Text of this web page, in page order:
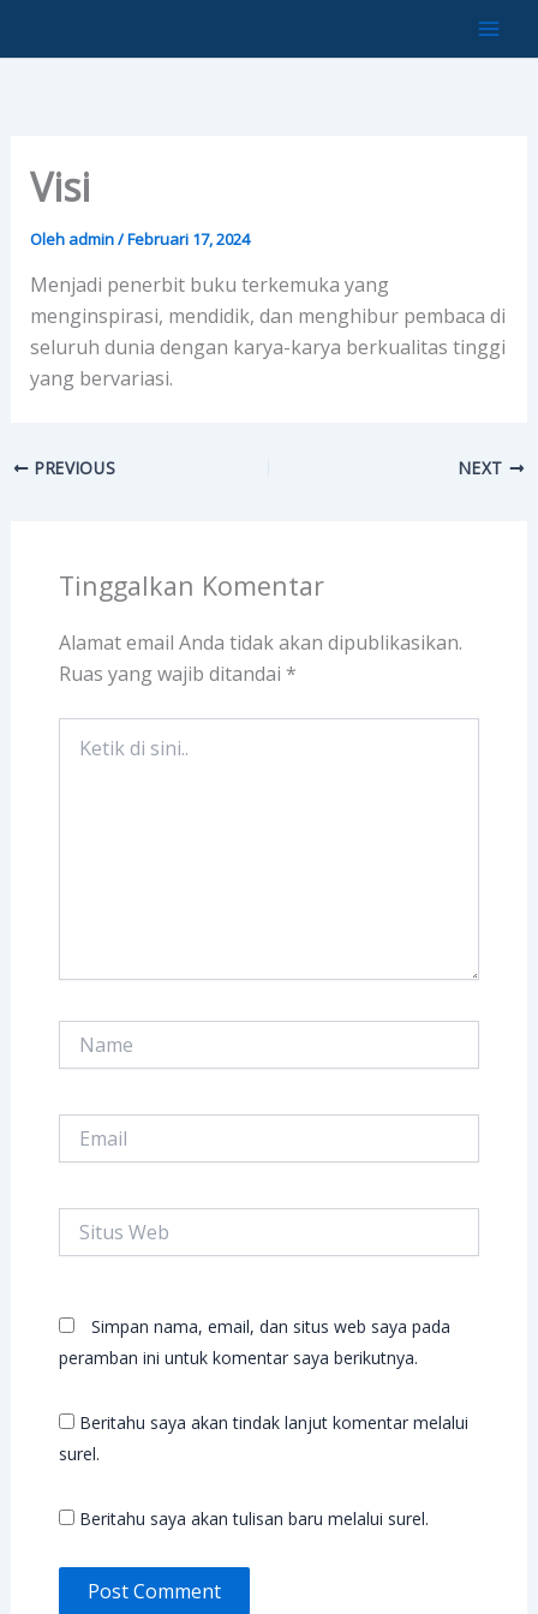
Visi
Oleh admin/Februari 17, 2024
Menjadi penerbit buku terkemuka yang
menginspirasi, mendidik, dan menghibur pembaca di
seluruh dunia dengan karya-karya berkualitas tinggi
yang bervariasi.
PREVIOUS NEXT
Tinggalkan Komentar
Alamat email Anda tidak akan dipublikasikan.
Ruas yang wajib ditandai *
Web
Simpan nama, email, dan situs web saya pada
peramban ini untuk komentar saya berikutnya.
Beritahu saya akan tindak lanjut komentar melalui
surel.
Beritahu saya akan tulisan baru melalui surel.